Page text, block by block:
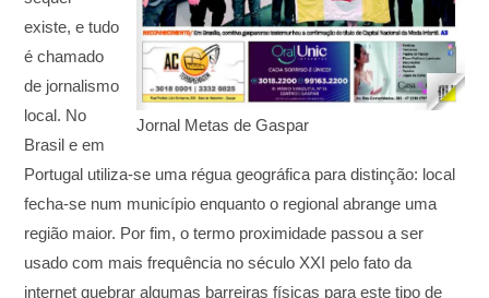
Jornal Metas de Gaspar
existe, e tudo
é chamado
de jornalismo
local. No
Brasil e em
Portugal utiliza-se uma régua geográfica para distinção: local
fecha-se num município enquanto o regional abrange uma
região maior. Por fim, o termo proximidade passou a ser
usado com mais frequência no século XXI pelo fato da
internet quebrar algumas barreiras físicas para este tipo de